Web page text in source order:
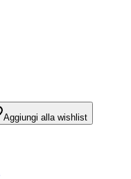
Aggiungi alla wishlist